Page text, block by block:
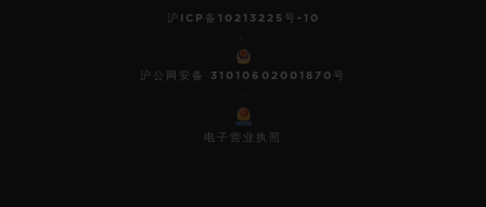
沪ICP备10213225号-10
沪公网安备 31010602001870号
电子营业执照